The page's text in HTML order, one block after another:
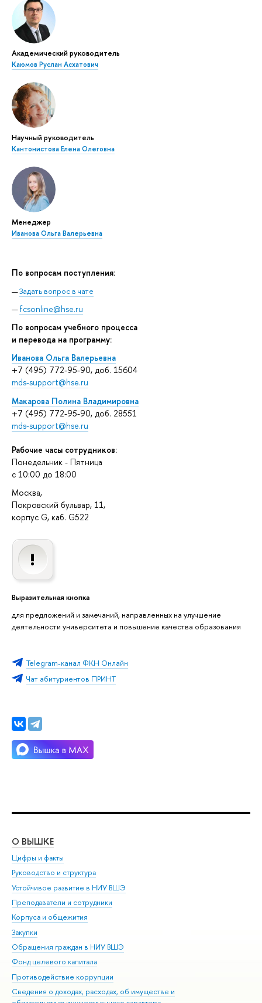
Академический руководитель
Каюмов Руслан Асхатович
Научный руководитель
Кантонистова Елена Олеговна
Менеджер
Иванова Ольга Валерьевна
По вопросам поступления:
Задать вопрос в чате
fcsonline@hse.ru
По вопросам учебного процесса
и перевода на программу:
Иванова Ольга Валерьевна
+7 (495) 772-95-90, доб. 15604
mds-support@hse.ru
Макарова Полина Владимировна
+7 (495) 772-95-90, доб. 28551
mds-support@hse.ru
Рабочие часы сотрудников:
Понедельник - Пятница
c 10:00 до 18:00
Москва,
Покровский бульвар, 11,
корпус G, каб. G522
Выразительная кнопка
для предложений и замечаний, направленных на улучшение
деятельности университета и повышение качества образования
Telegram-канал ФКН Онлайн
Чат абитуриентов ПРИНТ
О ВЫШКЕ
Цифры и факты
Руководство и структура
Устойчивое развитие в НИУ ВШЭ
Преподаватели и сотрудники
Корпуса и общежития
Закупки
Обращения граждан в НИУ ВШЭ
Фонд целевого капитала
Противодействие коррупции
Сведения о доходах, расходах, об имуществе и